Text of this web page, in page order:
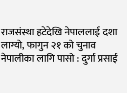
राजसंस्था हटेदेखि नेपाललाई दशा
लाग्यो, फागुन २१ को चुनाव
नेपालीका लागि पासो : दुर्गा प्रसाई